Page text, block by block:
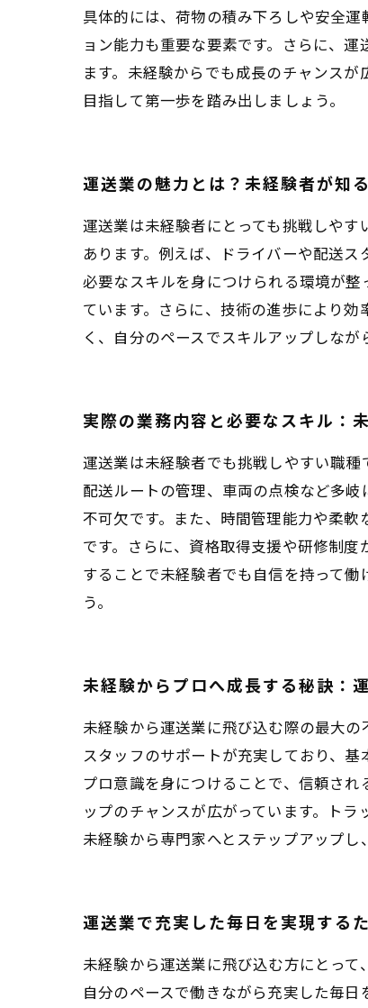
具体的には、荷物の積み下ろしや安全
ョン能力も重要な要素です。さらに、
ます。未経験からでも成長のチャンス
目指して第一歩を踏み出しましょう。
運送業の魅力とは？未経験者が知
運送業は未経験者にとっても挑戦しや
あります。例えば、ドライバーや配送
必要なスキルを身につけられる環境が
ています。さらに、技術の進歩により
く、自分のペースでスキルアップしな
実際の業務内容と必要なスキル：
運送業は未経験者でも挑戦しやすい職種
配送ルートの管理、車両の点検など多
不可欠です。また、時間管理能力や柔
です。さらに、資格取得支援や研修制
することで未経験者でも自信を持って
う。
未経験からプロへ成長する秘訣：
未経験から運送業に飛び込む際の最大
スタッフのサポートが充実しており、
プロ意識を身につけることで、信頼さ
ップのチャンスが広がっています。ト
未経験から専門家へとステップアップ
運送業で充実した毎日を実現する
未経験から運送業に飛び込む方にとって
自分のペースで働きながら充実した毎